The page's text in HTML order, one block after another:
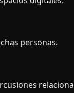
personas.